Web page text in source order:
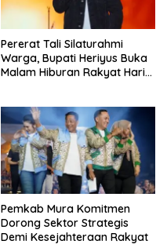
Pererat Tali Silaturahmi
Warga, Bupati Heriyus Buka
Malam Hiburan Rakyat Hari
Pemkab Mura Komitmen
Dorong Sektor Strategis
Demi Kesejahteraan Rakyat